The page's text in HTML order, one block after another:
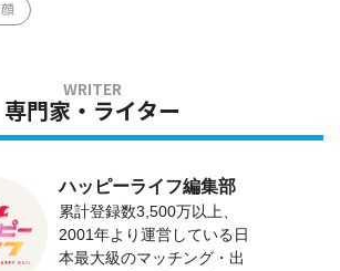
顔
専門家・ライター
ハッピーライフ編集部
累計登録数3,500万以上、
2001年より運営している日
本最大級のマッチング・出